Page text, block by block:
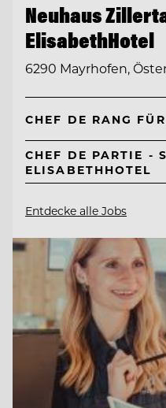
Neuhaus
ElisabethHotel
6290 Mayrhofen,
CHEF DE RANG
CHEF DE PARTIE - SAUCIER IM
ELISABETHHOTEL
Entdecke alle Jobs